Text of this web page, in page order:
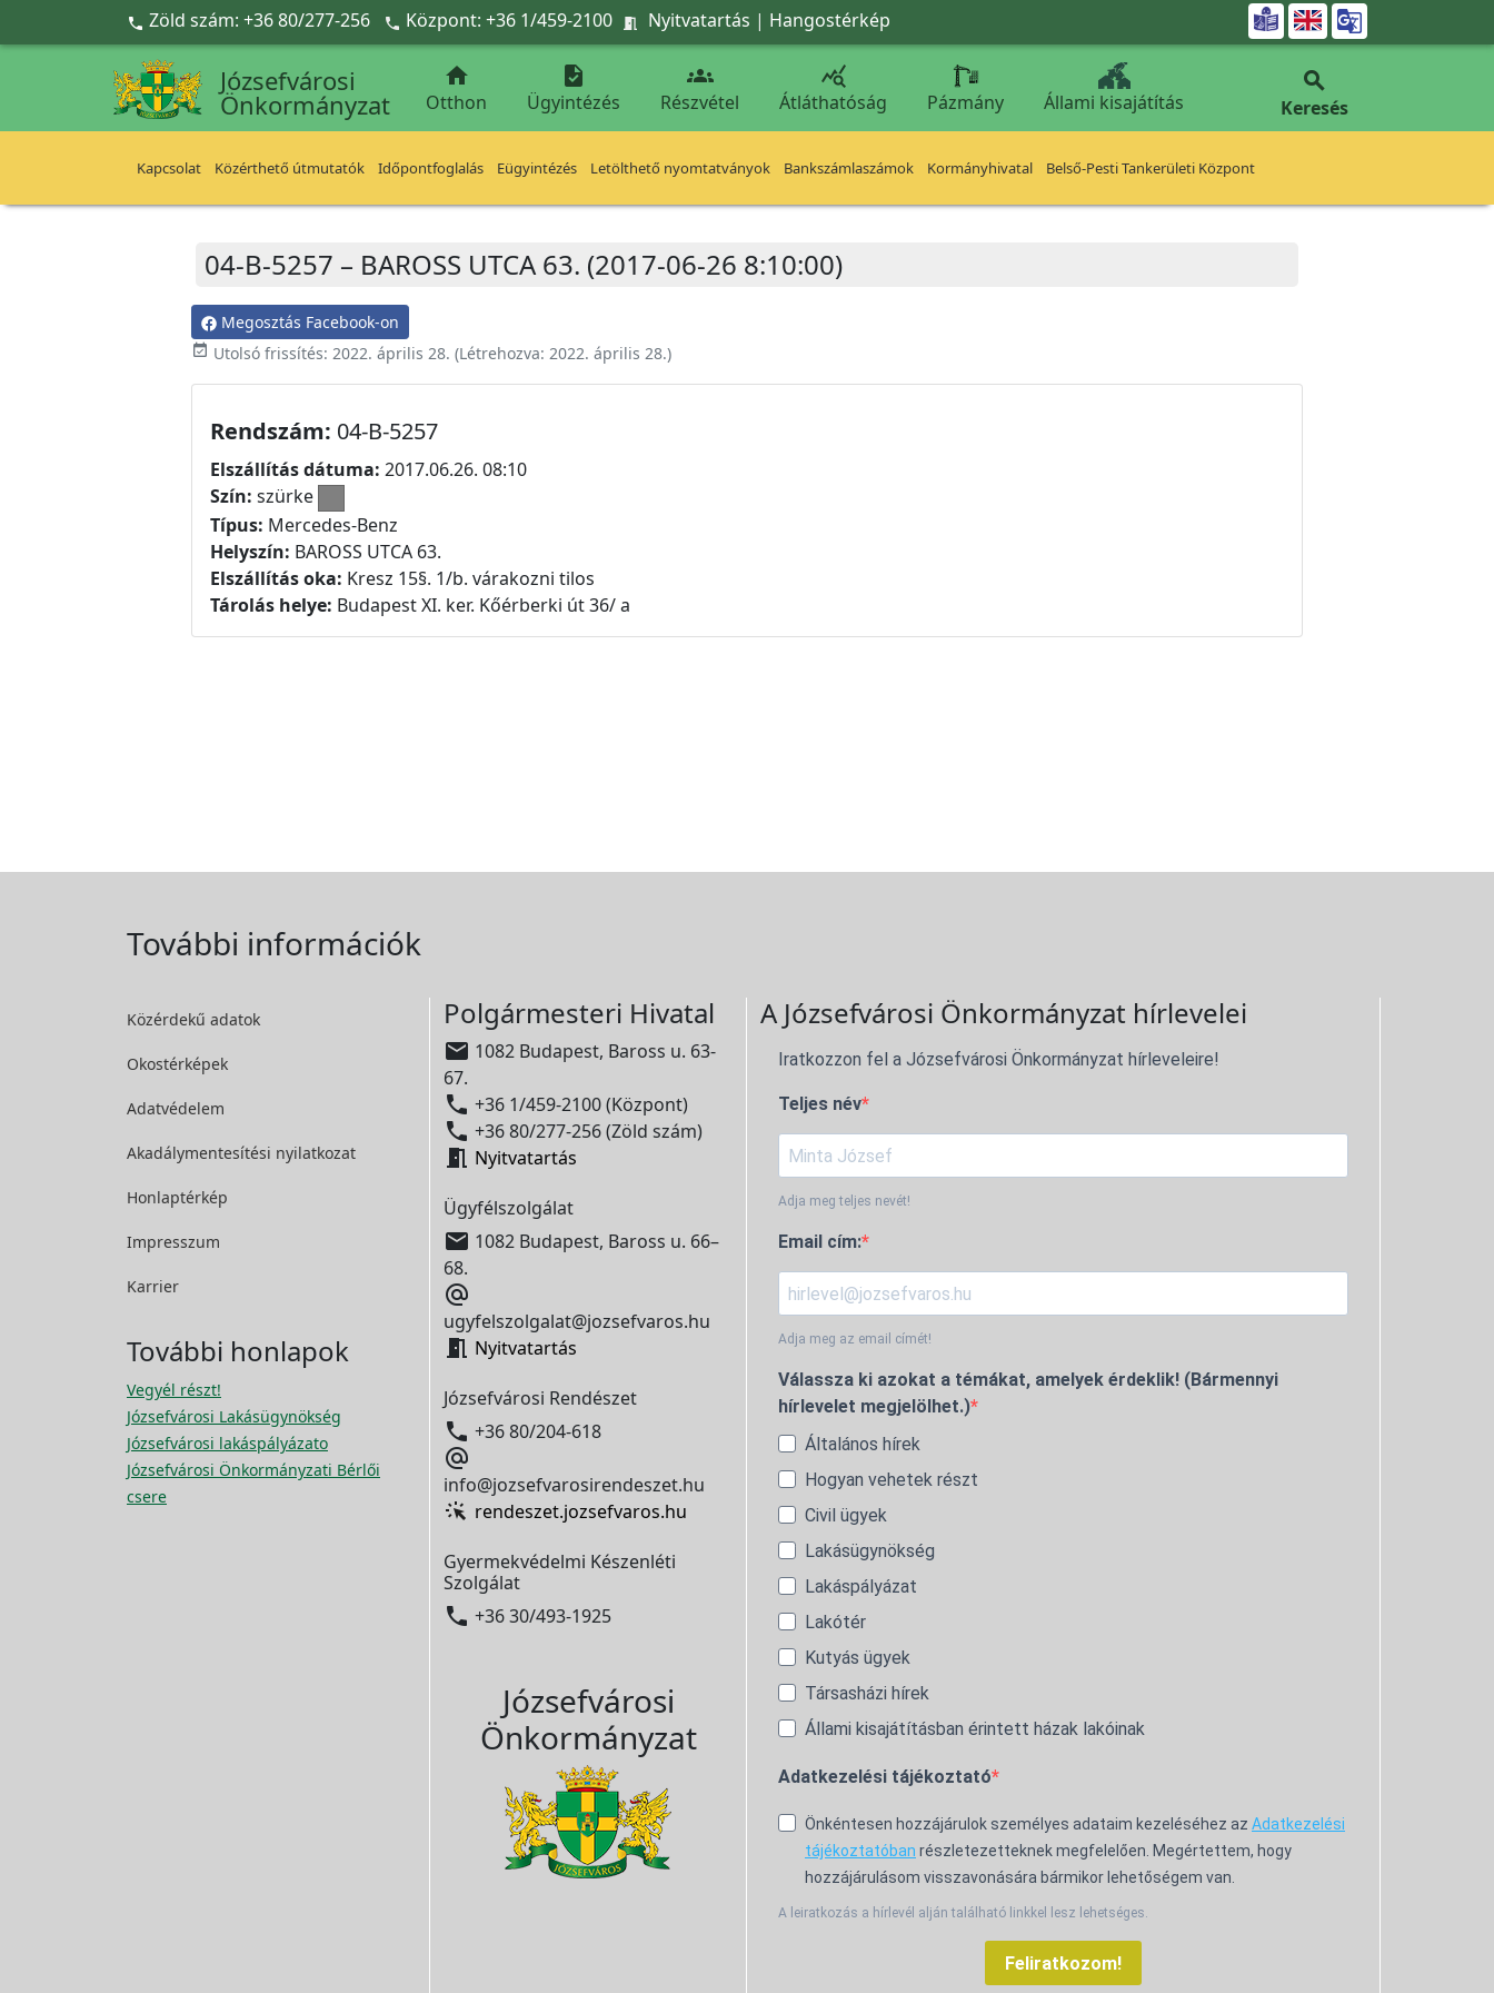
Ugrás a fő tartalomra
 Zöld szám: +36 80/277-256  Központ: +36 1/459-2100  Nyitvatartás | Hangostérkép 
Józsefvárosi
Önkormányzat

Otthon

Ügyintézés

Részvétel

Átláthatóság Pázmány Állami kisajátítás

Keresés
Kapcsolat Közérthető útmutatók Időpontfoglalás Eügyintézés Letölthető nyomtatványok Bankszámlaszámok Kormányhivatal Belső-Pesti Tankerületi Központ
04-B-5257 – BAROSS UTCA 63. (2017-06-26 8:10:00)
Megosztás Facebook-on
event_available Utolsó frissítés: 2022. április 28. (Létrehozva: 2022. április 28.)
Rendszám: 04-B-5257
Elszállítás dátuma: 2017.06.26. 08:10
Szín: szürke
Típus: Mercedes-Benz
Helyszín: BAROSS UTCA 63.
Elszállítás oka: Kresz 15§. 1/b. várakozni tilos
Tárolás helye: Budapest XI. ker. Kőérberki út 36/ a
További információk
Közérdekű adatok
Okostérképek
Adatvédelem
Akadálymentesítési nyilatkozat
Honlaptérkép
Impresszum
Karrier
További honlapok
Vegyél részt!
Józsefvárosi Lakásügynökség
Józsefvárosi lakáspályázato
Józsefvárosi Önkormányzati Bérlői
csere
Polgármesteri Hivatal
 1082 Budapest, Baross u. 63-
67.
 +36 1/459-2100 (Központ)
 +36 80/277-256 (Zöld szám)
 Nyitvatartás
Ügyfélszolgálat
 1082 Budapest, Baross u. 66–
68.

ugyfelszolgalat@jozsefvaros.hu
 Nyitvatartás
Józsefvárosi Rendészet
 +36 80/204-618

info@jozsefvarosirendeszet.hu
rendeszet.jozsefvaros.hu
Gyermekvédelmi Készenléti
Szolgálat
 +36 30/493-1925
Józsefvárosi
Önkormányzat
A Józsefvárosi Önkormányzat hírlevelei
Iratkozzon fel a Józsefvárosi Önkormányzat hírleveleire!
Teljes név
Adja meg teljes nevét!
Email cím:
Adja meg az email címét!
Válassza ki azokat a témákat, amelyek érdeklik! (Bármennyi
hírlevelet megjelölhet.)
Általános hírek
Hogyan vehetek részt
Civil ügyek
Lakásügynökség
Lakáspályázat
Lakótér
Kutyás ügyek
Társasházi hírek
Állami kisajátításban érintett házak lakóinak
Adatkezelési tájékoztató
Önkéntesen hozzájárulok személyes adataim kezeléséhez az Adatkezelési
tájékoztatóban részletezetteknek megfelelően. Megértettem, hogy
hozzájárulásom visszavonására bármikor lehetőségem van.
A leiratkozás a hírlevél alján található linkkel lesz lehetséges.
Feliratkozom!